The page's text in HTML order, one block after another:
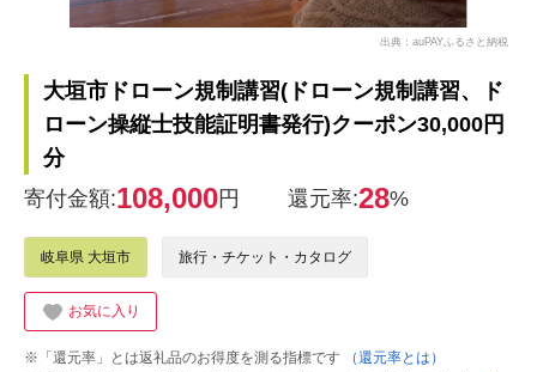
出典：auPAYふるさと納税
大垣市ドローン規制講習(ドローン規制講習、ド
ローン操縦士技能証明書発行)クーポン30,000円
分
寄付金額:108,000円 還元率:28%
岐阜県 大垣市 旅行・チケット・カタログ
お気に入り
※「還元率」とは返礼品のお得度を測る指標です
（還元率とは）